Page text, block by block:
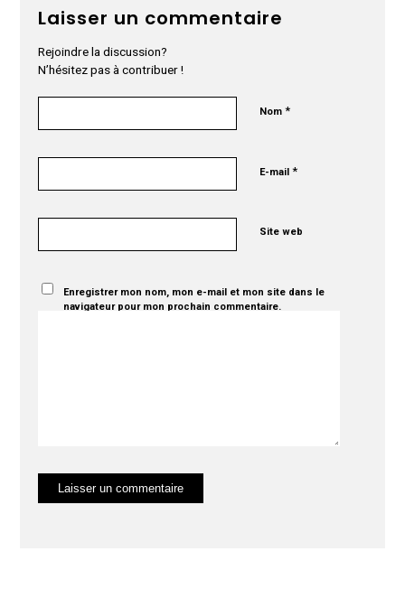
Laisser un commentaire
Rejoindre la discussion?
N’hésitez pas à contribuer !
Nom*
E-mail*
Site web
Enregistrer mon nom, mon e-mail et mon site dans le
navigateur pour mon prochain commentaire.